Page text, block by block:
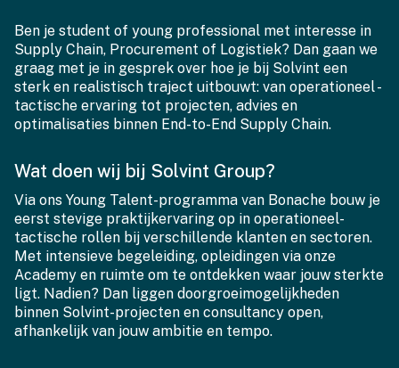
Ben je student of young professional met interesse in
Supply Chain, Procurement of Logistiek? Dan gaan we
graag met je in gesprek over hoe je bij Solvint een
sterk en realistisch traject uitbouwt: van operationeel -
tactische ervaring tot projecten, advies en
optimalisaties binnen End-to-End Supply Chain.
Wat doen wij bij Solvint Group?
Via ons Young Talent-programma van Bonache bouw je
eerst stevige praktijkervaring op in operationeel-
tactische rollen bij verschillende klanten en sectoren.
Met intensieve begeleiding, opleidingen via onze
Academy en ruimte om te ontdekken waar jouw sterkte
ligt. Nadien? Dan liggen doorgroeimogelijkheden
binnen Solvint-projecten en consultancy open,
afhankelijk van jouw ambitie en tempo.